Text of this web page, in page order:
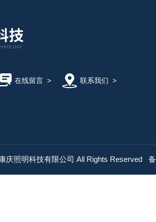
在线留言> 联系我们 >
庆照明科技有限公司 All Rights Reserved